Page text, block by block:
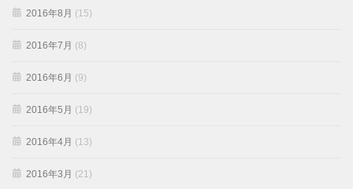
2016年8月 (15)
2016年7月 (8)
2016年6月 (9)
2016年5月 (19)
2016年4月 (13)
2016年3月 (21)